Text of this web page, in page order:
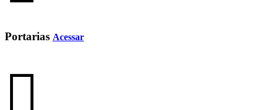
Portarias Acessar